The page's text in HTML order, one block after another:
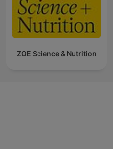
ZOE Science & Nutrition